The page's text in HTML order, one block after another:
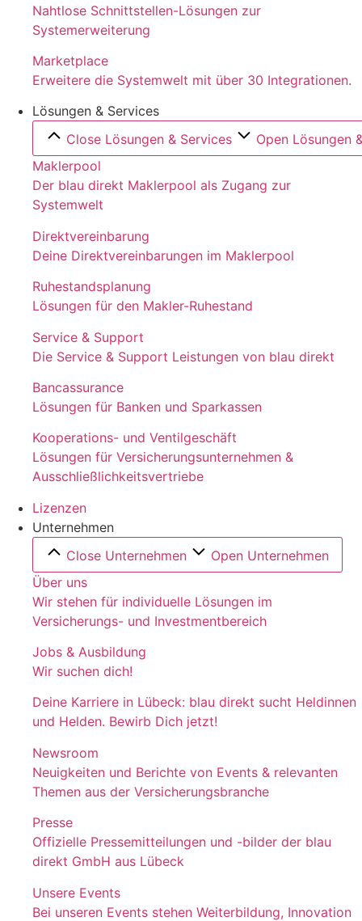
Nahtlose Schnittstellen-Lösungen zur
Systemerweiterung
Marketplace
Erweitere die Systemwelt mit über 30 Integrationen.
Lösungen & Services
Close Lösungen & Services
Open Lösungen
Maklerpool
Der blau direkt Maklerpool als Zugang zur
Systemwelt
Direktvereinbarung
Deine Direktvereinbarungen im Maklerpool
Ruhestandsplanung
Lösungen für den Makler-Ruhestand
Service & Support
Die Service & Support Leistungen von blau direkt
Bancassurance
Lösungen für Banken und Sparkassen
Kooperations- und Ventilgeschäft
Lösungen für Versicherungsunternehmen &
Ausschließlichkeitsvertriebe
Lizenzen
Unternehmen
Close Unternehmen
Open Unternehmen
Über uns
Wir stehen für individuelle Lösungen im
Versicherungs- und Investmentbereich
Jobs & Ausbildung
Wir suchen dich!
Deine Karriere in Lübeck: blau direkt sucht Heldinnen
und Helden. Bewirb Dich jetzt!
Newsroom
Neuigkeiten und Berichte von Events & relevanten
Themen aus der Versicherungsbranche
Presse
Offizielle Pressemitteilungen und -bilder der blau
direkt GmbH aus Lübeck
Unsere Events
Bei unseren Events stehen Weiterbildung, Innovation